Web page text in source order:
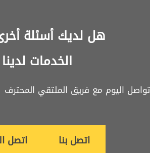
هل لديك أسئلة
الخدمات لدينا
تواصل اليوم مع فريق الملتقي المحترف
اتصل بنا اتصل